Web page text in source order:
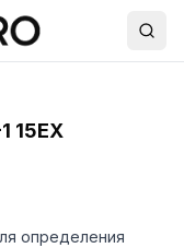
15EX
определения